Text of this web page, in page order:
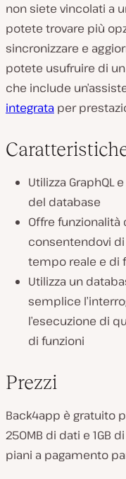
non siete vincolati a
potete trovare più
sincronizzare e
potete usufruire di
che include
integrata per
Utilizza GraphQL e
del database
Offre funzionalità
consentendovi
tempo reale e di
Utilizza un
semplice
l’esecuzione di
di funzioni
Prezzi
Back4app è gratuito
250MB di dati e 1GB
piani a pagamento